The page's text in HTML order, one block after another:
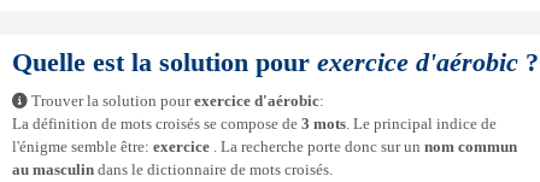
Quelle est la solution pour exercice d'aérobic ?
Trouver la solution pourexercice d'aérobic:
La définition de mots croisés se compose de 3 mots. Le principal indice de
l'énigme semble être: exercice . La recherche porte donc sur un nom commun
au masculin dans le dictionnaire de mots croisés.